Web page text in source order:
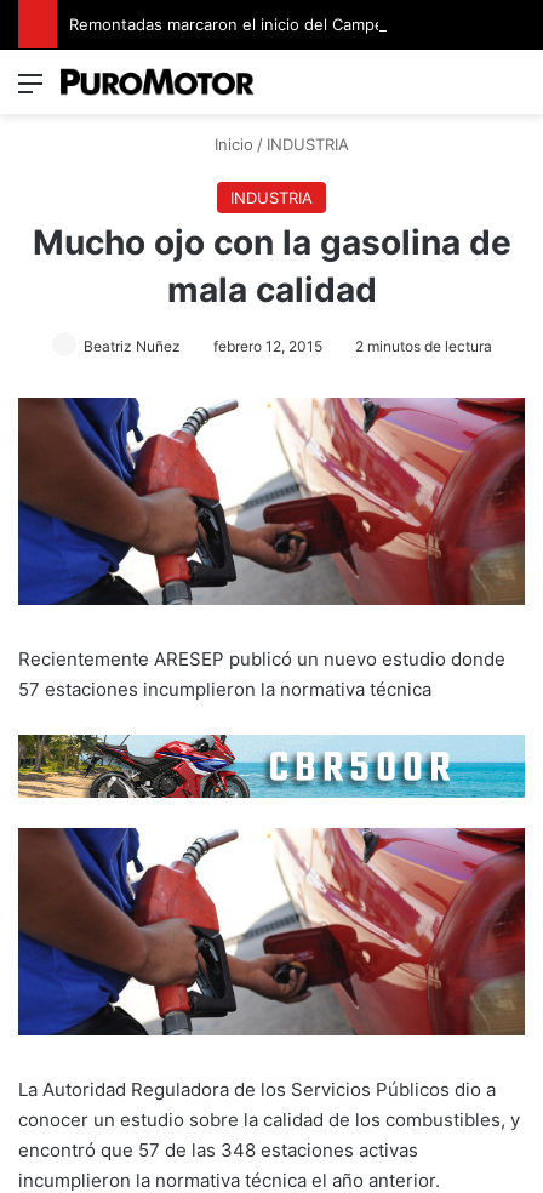
Menú
Inicio / INDUSTRIA
INDUSTRIA
Mucho ojo con la gasolina de
mala calidad
Beatriz Nuñez febrero 12, 2015 2 minutos de lectura
Recientemente ARESEP publicó un nuevo estudio donde
57 estaciones incumplieron la normativa técnica
La Autoridad Reguladora de los Servicios Públicos dio a
conocer un estudio sobre la calidad de los combustibles, y
encontró que 57 de las 348 estaciones activas
incumplieron la normativa técnica el año anterior.